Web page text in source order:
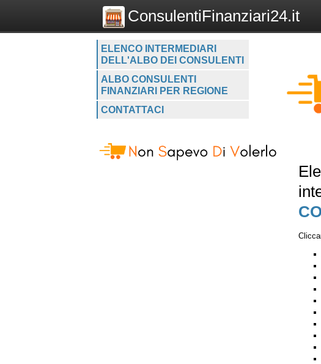
ConsulentiFinanziari24.it
ELENCO INTERMEDIARI
DELL'ALBO DEI CONSULENTI
ALBO CONSULENTI
FINANZIARI PER REGIONE
CONTATTACI